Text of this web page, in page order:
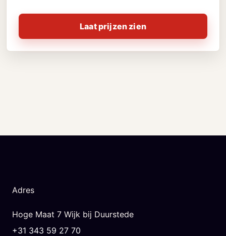
Adres
Hoge Maat 7 Wijk bij Duurstede
+31 343 59 27 70